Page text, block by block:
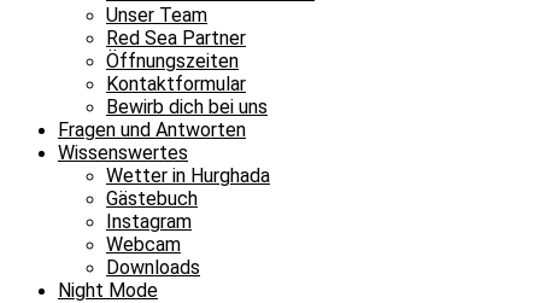
Unser Team
Red Sea Partner
Öffnungszeiten
Kontaktformular
Bewirb dich bei uns
Fragen und Antworten
Wissenswertes
Wetter in Hurghada
Gästebuch
Instagram
Webcam
Downloads
Night Mode